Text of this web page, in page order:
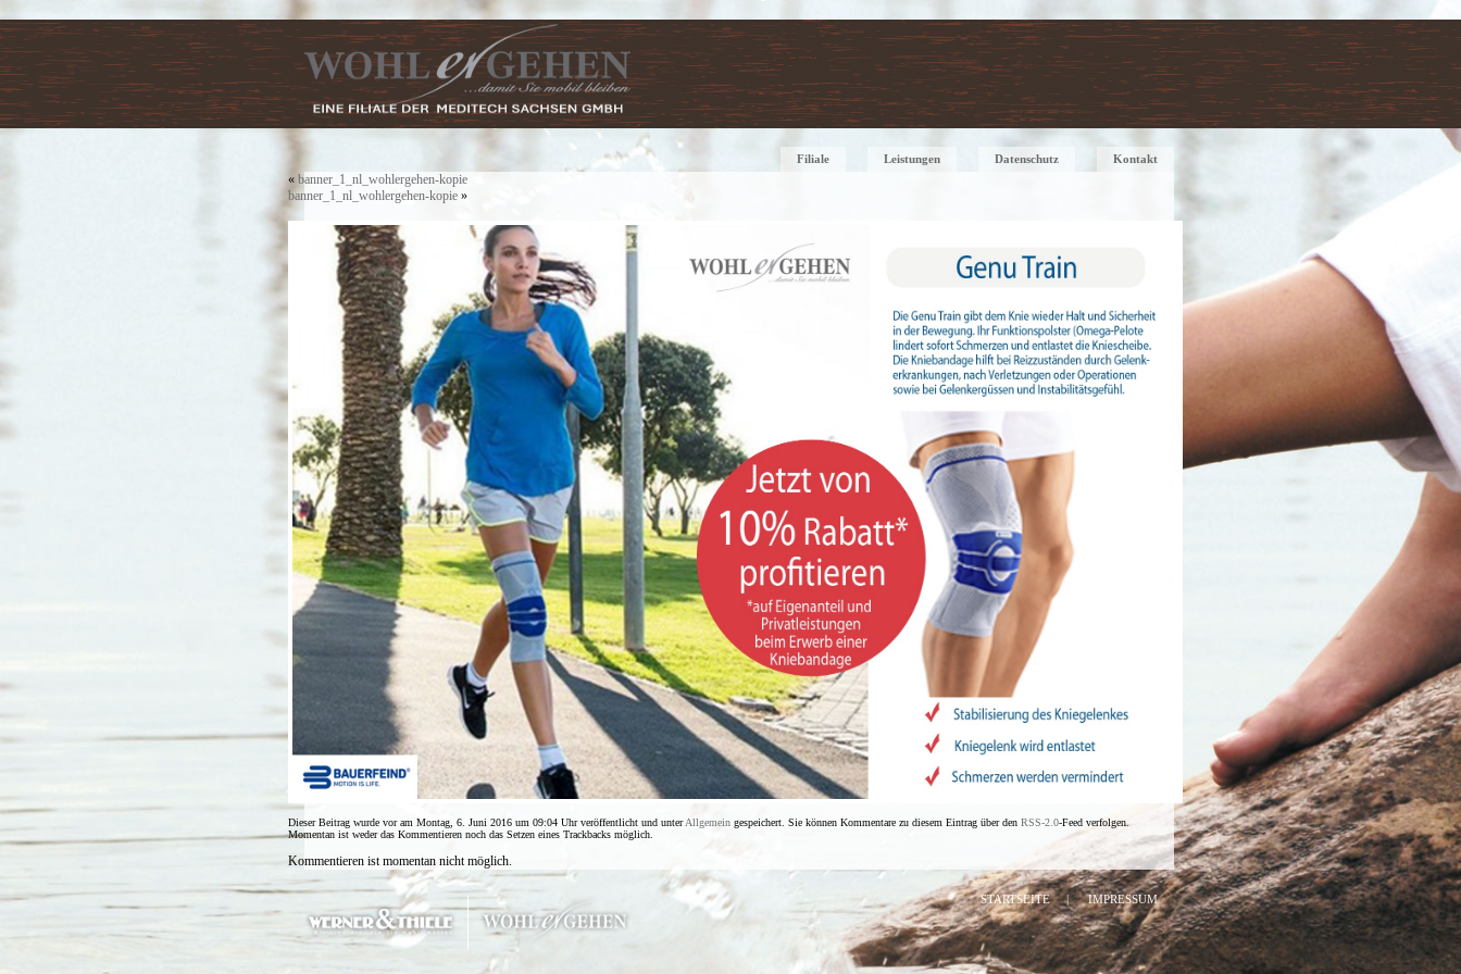
Kontakt
Datenschutz
Leistungen
Filiale
« banner_1_nl_wohlergehen-kopie
banner_1_nl_wohlergehen-kopie»
Dieser Beitrag wurde vor am Montag, 6. Juni 2016 um 09:04 Uhr veröffentlicht und unterAllgemeingespeichert. Sie können Kommentare zu diesem Eintrag über den RSS-2.0-Feed verfolgen.
Momentan ist weder das Kommentieren noch das Setzen eines Trackbacks möglich.
Kommentieren ist momentan nicht möglich.
STARTSEITE | IMPRESSUM